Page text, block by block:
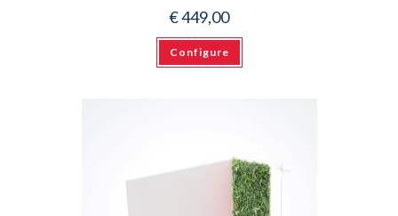
€449,00
Configure